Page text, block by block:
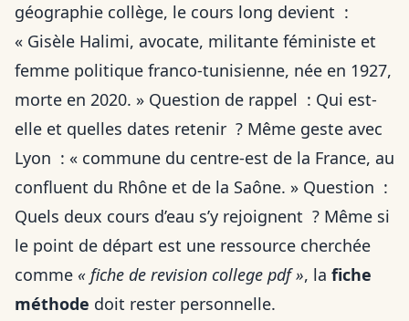
géographie collège, le cours long devient :
« Gisèle Halimi, avocate, militante féministe et
femme politique franco-tunisienne, née en 1927,
morte en 2020. » Question de rappel : Qui est-
elle et quelles dates retenir ? Même geste avec
Lyon : « commune du centre-est de la France, au
confluent du Rhône et de la Saône. » Question :
Quels deux cours d’eau s’y rejoignent ? Même si
le point de départ est une ressource cherchée
comme « fiche de revision college pdf », la fiche
méthode doit rester personnelle.